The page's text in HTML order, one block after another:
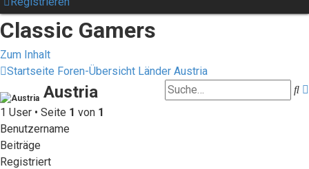
Classic Gamers
Zum Inhalt
Startseite Foren-Übersicht Länder Austria
Austria
1 User • Seite 1 von 1
Benutzername
Beiträge
Registriert